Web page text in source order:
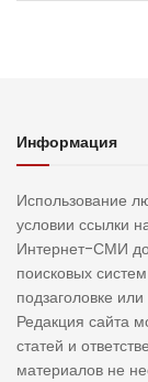
Информация
Использование
условии ссылки
Интернет-СМИ
поисковых
подзаголовке
Редакция сайта
статей и
материалов не